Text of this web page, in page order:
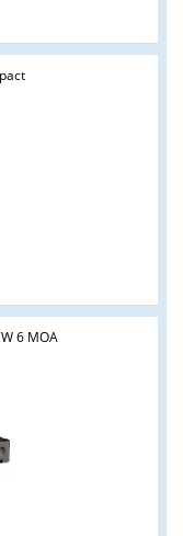
6 MOA
veřejnosti od 18 let a
Splňujete tyto